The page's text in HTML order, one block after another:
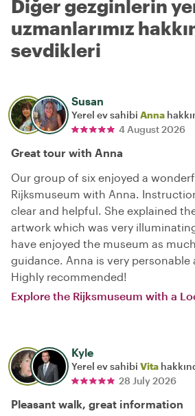
Diğer gezginlerin
uzmanlarımız
sevdikleri
Susan
Yerel ev sahibi Anna
4 August 2026
Great tour with Anna
Our group of six enjoyed a
Rijksmuseum with Anna.
clear and helpful. She explained
artwork which was very
have enjoyed the museum as
guidance. Anna is very personable
Highly recommended!
Explore the Rijksmuseum with a
Kyle
Yerel ev sahibi Vita
28 July 2026
Pleasant walk, great information